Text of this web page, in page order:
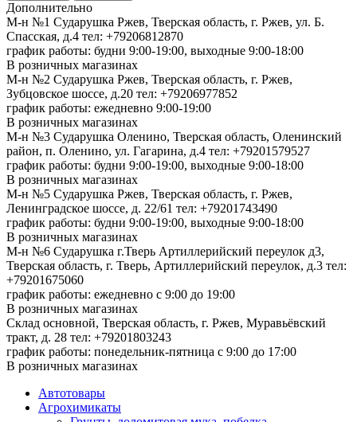
Дополнительно
М-н №1 Сударушка Ржев, Тверская область, г. Ржев, ул. Б.
Спасская, д.4 тел: +79206812870
график работы: будни 9:00-19:00, выходные 9:00-18:00
В розничных магазинах
М-н №2 Cударушка Ржев, Тверская область, г. Ржев,
Зубцовское шоссе, д.20 тел: +79206977852
график работы: ежедневно 9:00-19:00
В розничных магазинах
М-н №3 Сударушка Оленино, Тверская область, Оленинский
район, п. Оленино, ул. Гагарина, д.4 тел: +79201579527
график работы: будни 9:00-19:00, выходные 9:00-18:00
В розничных магазинах
М-н №5 Сударушка Ржев, Тверская область, г. Ржев,
Ленинградское шоссе, д. 22/61 тел: +79201743490
график работы: будни 9:00-19:00, выходные 9:00-18:00
В розничных магазинах
М-н №6 Сударушка г.Тверь Артиллерийский переулок д3,
Тверская область, г. Тверь, Артиллерийский переулок, д.3 тел:
+79201675060
график работы: ежедневно с 9:00 до 19:00
В розничных магазинах
Склад основной, Тверская область, г. Ржев, Муравьёвский
тракт, д. 28 тел: +79201803243
график работы: понедельник-пятница с 9:00 до 17:00
В розничных магазинах
Автотовары
Агрохимикаты